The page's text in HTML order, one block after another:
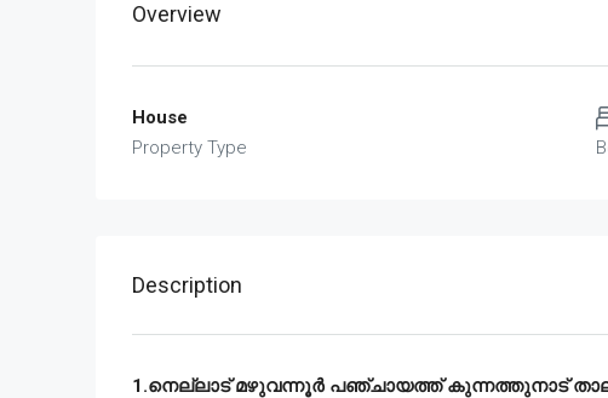
Overview
House
Property Type
Description
1.നെല്ലാട് മഴുവന്നൂർ പഞ്ചായത്ത് കുന്നത്തുനാട്